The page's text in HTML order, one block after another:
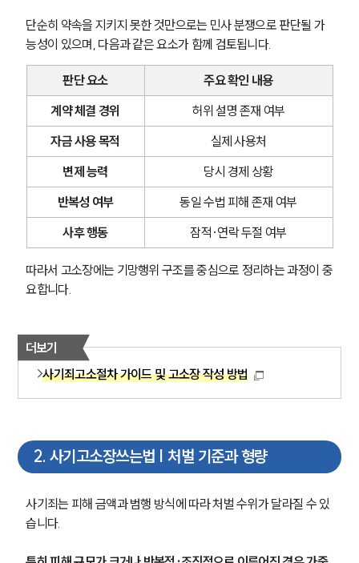
단순히 약속을 지키지 못한 것만으로는 민사 분쟁으로 판단될 가
능성이 있으며, 다음과 같은 요소가 함께 검토됩니다.
판단 요소
주요 확인 내용
계약 체결 경위
허위 설명 존재 여부
자금 사용 목적
실제 사용처
변제 능력
당시 경제 상황
반복성 여부
동일 수법 피해 존재 여부
사후 행동
잠적·연락 두절 여부
따라서 고소장에는 기망행위 구조를 중심으로 정리하는 과정이 중
요합니다.
더보기
사기죄고소절차 가이드 및 고소장 작성 방법
2. 사기고소장쓰는법 | 처벌 기준과 형량
사기죄는 피해 금액과 범행 방식에 따라 처벌 수위가 달라질 수 있
습니다.